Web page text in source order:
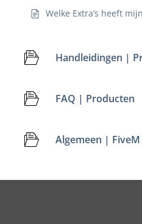
Welke Extra’s heeft
Handleidingen |
FAQ | Producten
Algemeen | FiveM